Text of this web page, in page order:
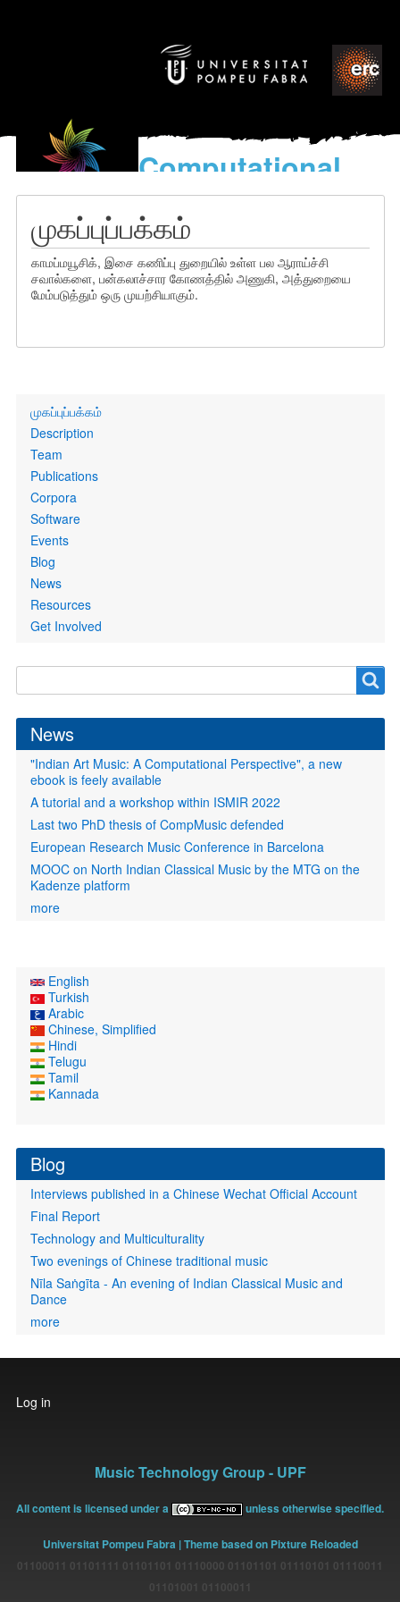
Computational
models
for the discovery of the
World’s Music
முகப்புப்பக்கம்
காமப்மயூசிக், இசை கணிப்பு துறையில் உள்ள பல ஆராய்ச்சி
சவால்களை, பன்கலாச்சார கோணத்தில் அணுகி, அத்துறையை
மேம்படுத்தும் ஒரு முயற்சியாகும்.
Primary
links
முகப்புப்பக்கம்
Description
Team
Publications
Corpora
Software
Events
Blog
News
Resources
Get Involved
form
News
"Indian Art Music: A Computational Perspective", a new
ebook is feely available
A tutorial and a workshop within ISMIR 2022
Last two PhD thesis of CompMusic defended
European Research Music Conference in Barcelona
MOOC on North Indian Classical Music by the MTG on the
Kadenze platform
more
English
Turkish
Arabic
Chinese, Simplified
Hindi
Telugu
Tamil
Kannada
Blog
Interviews published in a Chinese Wechat Official Account
Final Report
Technology and Multiculturality
Two evenings of Chinese traditional music
Nīla Saṅgīta - An evening of Indian Classical Music and
Dance
more
User
account
Log in
Music Technology Group - UPF
All content is licensed under a unless otherwise specified.
Universitat Pompeu Fabra | Theme based on Pixture Reloaded
01100011 01101111 01101101 01110000 01101101 01110101 01110011